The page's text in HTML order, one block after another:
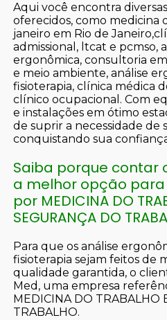
Aqui você encontra
oferecidos, como medicina
janeiro em Rio de
admissional, ltcat e pcmso,
ergonômica, consultoria
e meio ambiente, análise
fisioterapia, clínica médica
clínico ocupacional. Com
e instalações em ótimo
de suprir a necessidade de
conquistando sua
Saiba porque contar
a melhor opção
por MEDICINA DO
SEGURANÇA DO
Para que os análise
fisioterapia sejam feitos de
qualidade garantida, o
Med, uma empresa
MEDICINA DO TRABALHO
TRABALHO.